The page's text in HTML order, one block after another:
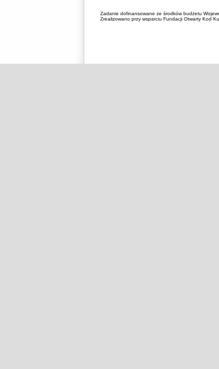
Zadanie dofinansowane ze środków budżetu
Zrealizowano przy wsparciu Fundacji Otwarty Kod